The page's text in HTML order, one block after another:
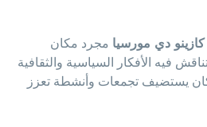
دي مورسيامجرد مكان
فيه الأفكار السياسية والثقافية
يستضيف تجمعات وأنشطة تعزز